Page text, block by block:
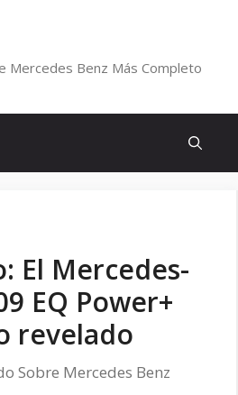
Mercedes Benz Más Completo
El Mercedes-
EQ Power+
revelado
Sobre Mercedes Benz